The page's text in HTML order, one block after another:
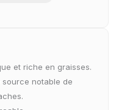
et riche en graisses.
source notable de